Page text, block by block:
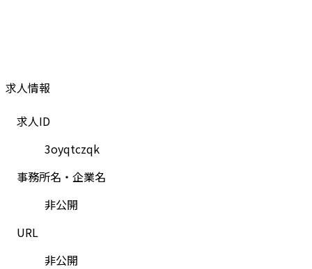
求人情報
求人ID
3oyqtczqk
事務所名・企業名
非公開
URL
非公開